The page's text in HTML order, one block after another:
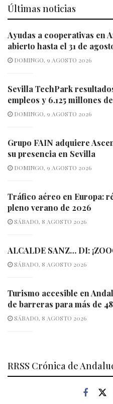
Últimas noticias
Ayudas a cooperativas en
abierto hasta el 31 de
DOMINGO, 9 AGOSTO 2026
Sevilla TechPark
empleos y 6.125 millones
DOMINGO, 9 AGOSTO 2026
Grupo FAIN adquiere
su presencia en Sevilla
DOMINGO, 9 AGOSTO 2026
Tráfico aéreo en Europa:
pleno verano de 2026
SÁBADO, 8 AGOSTO 2026
ALCALDE SANZ… DI:
SÁBADO, 8 AGOSTO 2026
Turismo accesible en
de barreras para más de
SÁBADO, 8 AGOSTO 2026
RRSS Crónica de